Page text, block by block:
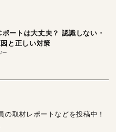
ートは大丈夫？ 認識しない・
と正しい対策
ー
取材レポートなどを投稿中！